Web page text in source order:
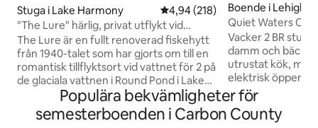
Stuga i Lake Harmony 4,94 av 5 i genomsnittligt
4,94 (218)
"The Lure" härlig, privat utflykt vid
vattnet
The Lure är en fullt renoverad fiskehytt
från 1940-talet som har gjorts om till en
romantisk tillflyktsort vid vattnet för 2 på
de glaciala vattnen i Round Pond i Lake
Harmony. Detta boende är utformat för
par och kombinerar vintagecharm med
modern njutning – privat bubbelpool
Boende i
Quiet Waters
vattnet!
Vacker 2 BR
damm och bäck.
utrustat kök,
elektrisk öppen
med
spel och ROKU-
sovrummet
Populära bekvämligheter för
semesterboenden i Carbon County